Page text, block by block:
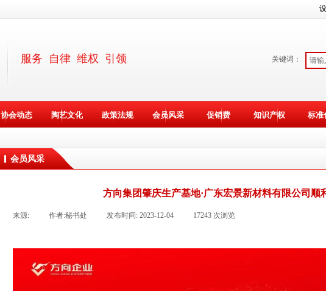
关键词：
协会动态 陶艺文化 政策法规 会员风采 促销费 知识产权 标准
服务 自律 维权 引领
会员风采
方向集团肇庆生产基地·广东宏景新材料有限公司顺
来源: 作者:秘书处 发布时间: 2023-12-04 17243 次浏览